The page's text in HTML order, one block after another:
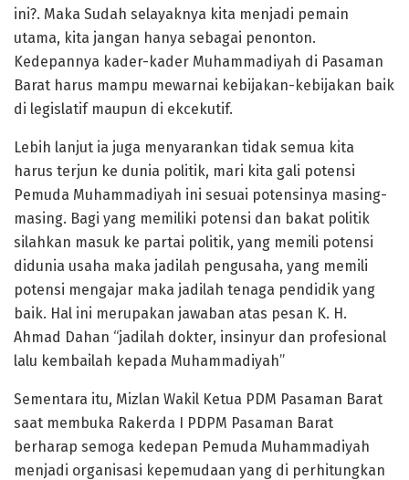
ini?. Maka Sudah selayaknya kita menjadi pemain
utama, kita jangan hanya sebagai penonton.
Kedepannya kader-kader Muhammadiyah di Pasaman
Barat harus mampu mewarnai kebijakan-kebijakan baik
di legislatif maupun di ekcekutif.
Lebih lanjut ia juga menyarankan tidak semua kita
harus terjun ke dunia politik, mari kita gali potensi
Pemuda Muhammadiyah ini sesuai potensinya masing-
masing. Bagi yang memiliki potensi dan bakat politik
silahkan masuk ke partai politik, yang memili potensi
didunia usaha maka jadilah pengusaha, yang memili
potensi mengajar maka jadilah tenaga pendidik yang
baik. Hal ini merupakan jawaban atas pesan K. H.
Ahmad Dahan “jadilah dokter, insinyur dan profesional
lalu kembailah kepada Muhammadiyah”
Sementara itu, Mizlan Wakil Ketua PDM Pasaman Barat
saat membuka Rakerda I PDPM Pasaman Barat
berharap semoga kedepan Pemuda Muhammadiyah
menjadi organisasi kepemudaan yang di perhitungkan